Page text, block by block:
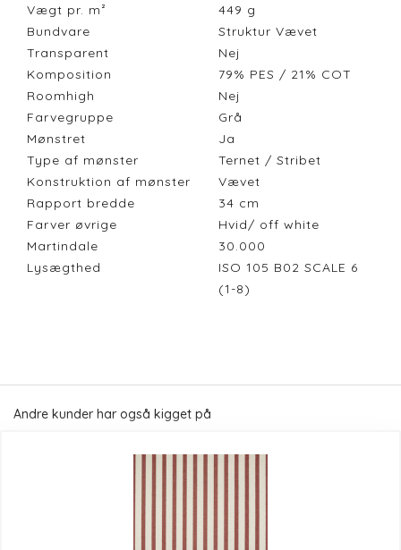
Vægt pr. m²
449 g
Bundvare
Struktur Vævet
Transparent
Nej
Komposition
79% PES / 21% COT
Roomhigh
Nej
Farvegruppe
Grå
Mønstret
Ja
Type af mønster
Ternet / Stribet
Konstruktion af mønster
Vævet
Rapport bredde
34 cm
Farver øvrige
Hvid/ off white
Martindale
30.000
Lysægthed
ISO 105 B02 SCALE 6
(1-8)
Andre kunder har også kigget på